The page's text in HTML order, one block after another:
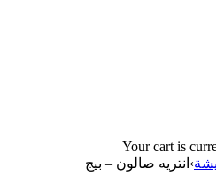
Your cart is
› انتريه صالون – بيج